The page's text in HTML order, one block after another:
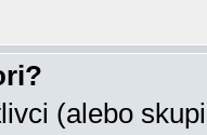
(alebo